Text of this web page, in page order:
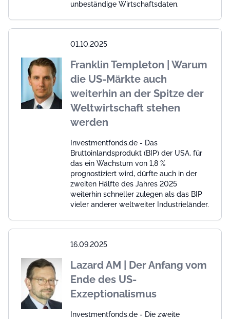
unbeständige Wirtschaftsdaten.
01.10.2025
Franklin Templeton | Warum
die US-Märkte auch
weiterhin an der Spitze der
Weltwirtschaft stehen
werden
Investmentfonds.de - Das
Bruttoinlandsprodukt (BIP) der USA, für
das ein Wachstum von 1,8 %
prognostiziert wird, dürfte auch in der
zweiten Hälfte des Jahres 2025
weiterhin schneller zulegen als das BIP
vieler anderer weltweiter Industrieländer.
16.09.2025
Lazard AM | Der Anfang vom
Ende des US-
Exzeptionalismus
Investmentfonds.de - Die zweite